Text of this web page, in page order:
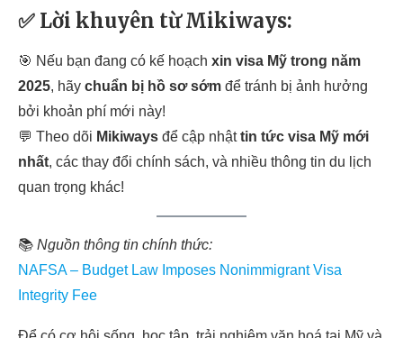
✅ Lời khuyên từ Mikiways:
🎯 Nếu bạn đang có kế hoạch xin visa Mỹ trong năm
2025, hãy chuẩn bị hồ sơ sớm để tránh bị ảnh hưởng
bởi khoản phí mới này!
💬 Theo dõi Mikiways để cập nhậttin tức visa Mỹ mới
nhất, các thay đổi chính sách, và nhiều thông tin du lịch
quan trọng khác!
📚 Nguồn thông tin chính thức:
NAFSA – Budget Law Imposes Nonimmigrant Visa
Integrity Fee